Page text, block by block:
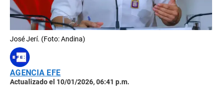
José Jerí. (Foto: Andina)
AGENCIA EFE
Actualizado el 10/01/2026, 06:41 p.m.